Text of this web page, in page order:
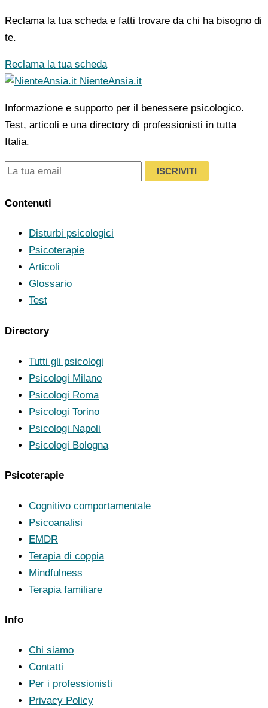
Reclama la tua scheda e fatti trovare da chi ha bisogno di
te.
Reclama la tua scheda
NienteAnsia.it
Informazione e supporto per il benessere psicologico.
Test, articoli e una directory di professionisti in tutta
Italia.
ISCRIVITI
Contenuti
Disturbi psicologici
Psicoterapie
Articoli
Glossario
Test
Directory
Tutti gli psicologi
Psicologi Milano
Psicologi Roma
Psicologi Torino
Psicologi Napoli
Psicologi Bologna
Psicoterapie
Cognitivo comportamentale
Psicoanalisi
EMDR
Terapia di coppia
Mindfulness
Terapia familiare
Info
Chi siamo
Contatti
Per i professionisti
Privacy Policy